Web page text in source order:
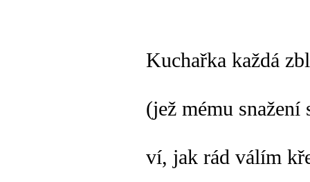
Kuchařka každá
(jež mému snažení
ví, jak rád válím